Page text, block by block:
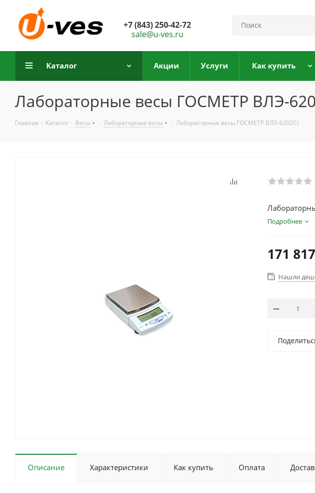
+7 (843) 250-42-72
sale@u-ves.ru
Каталог Акции Услуги Как купить
Лабораторные весы ГОСМЕТР ВЛЭ-
Главная - Каталог - Весы - Лабораторные весы - Лабораторные весы ГОСМЕТР ВЛЭ-6202СI
Подробнее
171 817
Нашли
Описание Характеристики Как купить Оплата